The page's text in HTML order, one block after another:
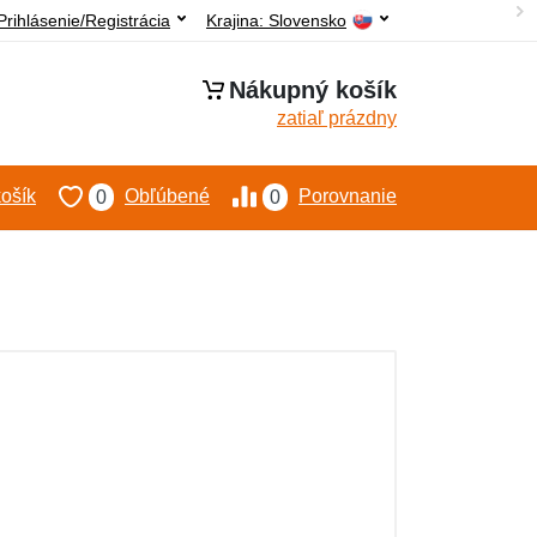
Krajina: Slovensko
Registrácia
Nákupný košík
zatiaľ prázdny
0 Porovnanie
0 Obľúbené